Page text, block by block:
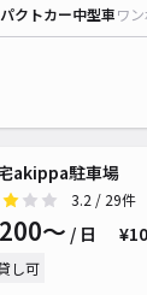
クトカー中型車ワ
akippa駐車場
3.2 / 29件
〜 / 日
し可